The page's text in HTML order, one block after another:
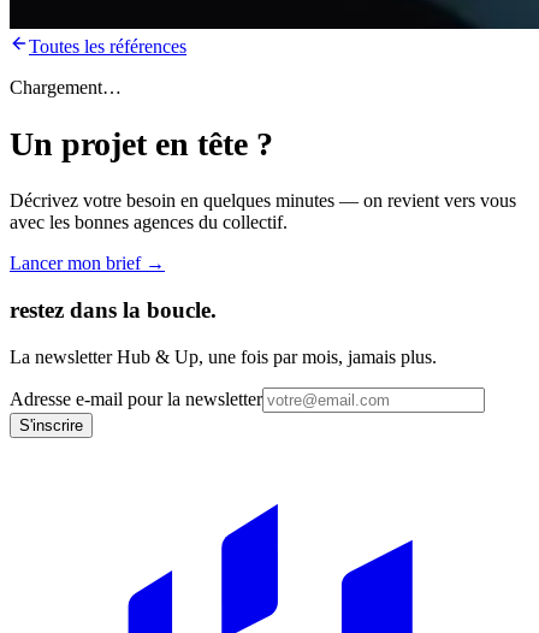
Toutes les références
Chargement…
Un projet en tête ?
Décrivez votre besoin en quelques minutes — on revient vers vous
avec les bonnes agences du collectif.
Lancer mon brief →
restez dans la boucle.
La newsletter Hub & Up, une fois par mois, jamais plus.
Adresse e-mail pour la newsletter
S'inscrire